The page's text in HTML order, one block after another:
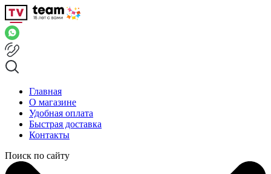
Главная
О магазине
Удобная оплата
Быстрая доставка
Контакты
Поиск по сайту